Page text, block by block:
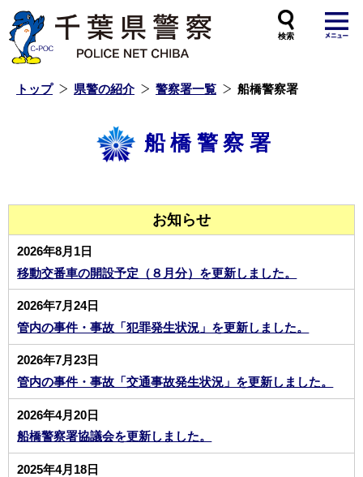
トップ 県警の紹介 警察署一覧 船橋警察署
船橋警察署
お知らせ
2026年8月1日
移動交番車の開設予定（８月分）を更新しました。
2026年7月24日
管内の事件・事故「犯罪発生状況」を更新しました。
2026年7月23日
管内の事件・事故「交通事故発生状況」を更新しました。
2026年4月20日
船橋警察署協議会を更新しました。
2025年4月18日